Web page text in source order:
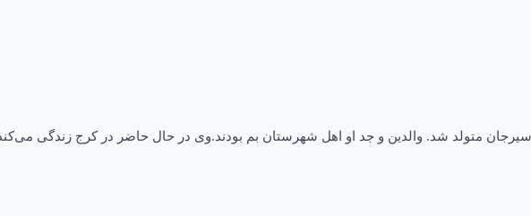
سرهنگ زاده تولد و تحصیلات وی در سال ۱۳۱۶ در پاریز سیرجان متولد شد. والدین و جد او اهل شهرستان بم بودند.وی در حال حاضر